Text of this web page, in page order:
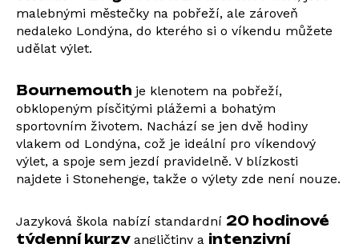
malebnými městečky na pobřeží, ale zároveň
nedaleko Londýna, do kterého si o víkendu můžete
udělat výlet.
Bournemouth je klenotem na pobřeží,
obklopeným písčitými plážemi a bohatým
sportovním životem. Nachází se jen dvě hodiny
vlakem od Londýna, což je ideální pro víkendový
výlet, a spoje sem jezdí pravidelně. V blízkosti
najdete i Stonehenge, takže o výlety zde není nouze.
Jazyková škola nabízí standardní 20 hodinové
týdenní kurzyangličtiny a intenzivní